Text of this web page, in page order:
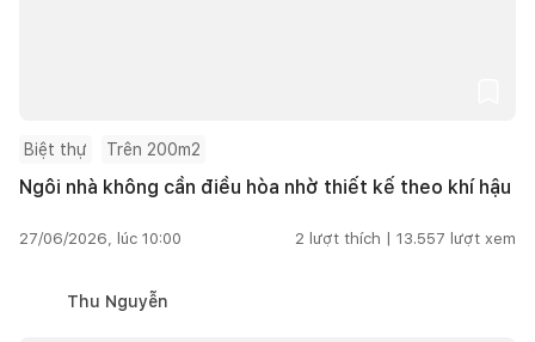
Biệt thự Trên 200m2
Ngôi nhà không cần điều hòa nhờ thiết kế theo khí hậu
27/06/2026, lúc 10:00 2 lượt thích | 13.557 lượt xem
Thu Nguyễn